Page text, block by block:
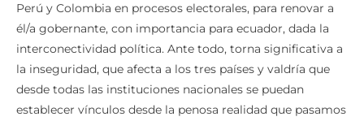
Perú y Colombia en procesos electorales, para renovar a
él/a gobernante, con importancia para ecuador, dada la
interconectividad política. Ante todo, torna significativa a
la inseguridad, que afecta a los tres países y valdría que
desde todas las instituciones nacionales se puedan
establecer vínculos desde la penosa realidad que pasamos